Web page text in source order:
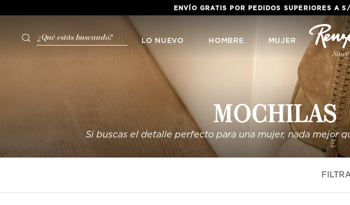
ENVÍO GRATIS POR PEDIDOS SUPERIORES A
LO NUEVO HOMBRE MUJER
MOCHILAS
Si buscas el detalle perfecto para una mujer, nada mejor